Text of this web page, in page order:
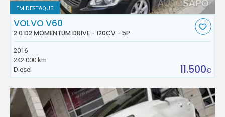
EM DESTAQUE
VOLVO V60
2.0 D2 MOMENTUM DRIVE - 120CV - 5P
2016
242.000 km
Diesel
11.500€